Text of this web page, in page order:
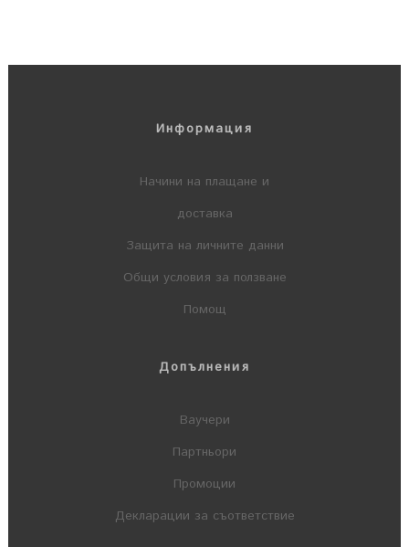
Информация
Начини на плащане и
доставка
Защита на личните данни
Общи условия за ползване
Помощ
Допълнения
Ваучери
Партньори
Промоции
Декларации за съответствие